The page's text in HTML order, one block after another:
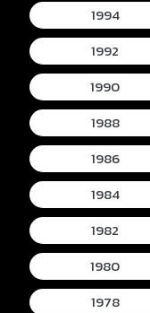
1994
1992
1990
1988
1986
1984
1982
1980
1978